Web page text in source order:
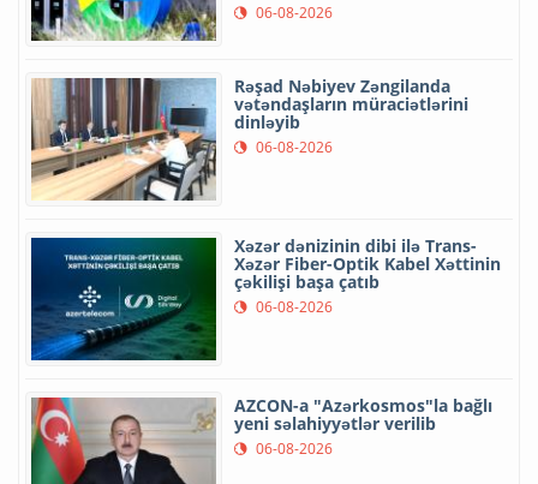
06-08-2026
Rəşad Nəbiyev Zəngilanda
vətəndaşların müraciətlərini
dinləyib
06-08-2026
Xəzər dənizinin dibi ilə Trans-
Xəzər Fiber-Optik Kabel Xəttinin
çəkilişi başa çatıb
06-08-2026
AZCON-a "Azərkosmos"la bağlı
yeni səlahiyyətlər verilib
06-08-2026